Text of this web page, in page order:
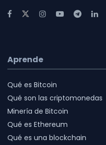
Aprende
Qué es Bitcoin
Qué son las criptomonedas
Minería de Bitcoin
Qué es Ethereum
Qué es una blockchain